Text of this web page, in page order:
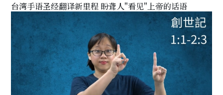
台湾手语圣经翻译新里程 盼聋人"看见"上帝的话语